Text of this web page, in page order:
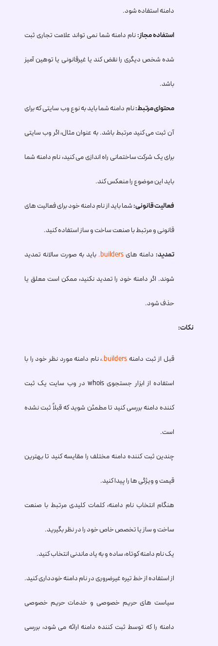
دامنه استفاده شود.
استفاده مجاز:نام دامنه شما نمی تواند علامت تجاری ثبت
شده شخص دیگری را نقض کند یا غیرقانونی یا توهین آمیز
باشد.
محتوای مرتبط:نام دامنه شما باید به نوع وب سایتی که برای
آن ثبت می کنید مرتبط باشد. به عنوان مثال، اگر وب سایتی
برای یک شرکت ساختمانی راه اندازی می کنید، نام دامنه شما
باید این موضوع را منعکس کند.
فعالیت قانونی:شما باید از نام دامنه خود برای فعالیت های
قانونی و مرتبط با صنعت ساخت و ساز استفاده کنید.
تمدید: دامنه های .builders باید به صورت سالانه تمدید
شوند. اگر دامنه خود را تمدید نکنید، ممکن است معلق یا
حذف شود.
نکات:
قبل از ثبت دامنه .builders، نام دامنه مورد نظر خود را با
استفاده از ابزار جستجوی whois در وب سایت یک ثبت
کننده دامنه بررسی کنید تا مطمئن شوید که قبلاً ثبت نشده
است.
چندین ثبت کننده دامنه مختلف را مقایسه کنید تا بهترین
قیمت و ویژگی ها را پیدا کنید.
هنگام انتخاب نام دامنه، کلمات کلیدی مرتبط با صنعت
ساخت و ساز یا تخصص خاص خود را در نظر بگیرید.
یک نام دامنه کوتاه، ساده و به یاد ماندنی انتخاب کنید.
از استفاده از خط تیره غیرضروری در نام دامنه خودداری کنید.
سیاست های حریم خصوصی و خدمات حریم خصوصی
دامنه را که توسط ثبت کننده دامنه ارائه می شود، بررسی